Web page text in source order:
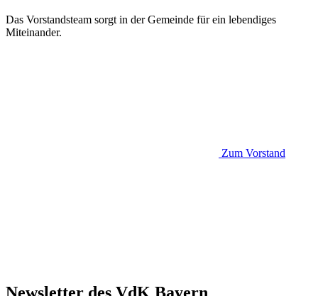
Das Vorstandsteam sorgt in der Gemeinde für ein lebendiges
Miteinander.
Zum Vorstand